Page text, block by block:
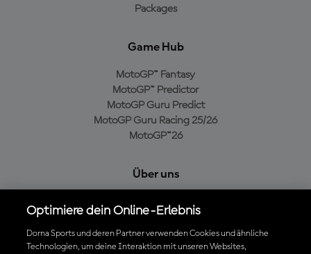
Packages
Game Hub
MotoGP™ Fantasy
MotoGP™ Predictor
MotoGP Guru Predict
MotoGP Guru Racing 25/26
MotoGP™26
Über uns
Cookie-Richtlinien
Geschäftsbedingungen
Datenschutzrichtlinien
Optimiere dein Online-Erlebnis
Dorna Sports und deren Partner verwenden Cookies und ähnliche
Technologien, um deine Interaktion mit unseren Websites,